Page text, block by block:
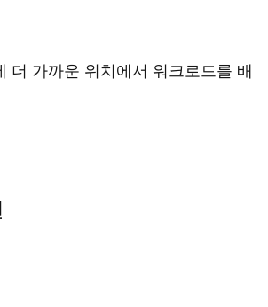
더 가까운 위치에서 워크로드를 배